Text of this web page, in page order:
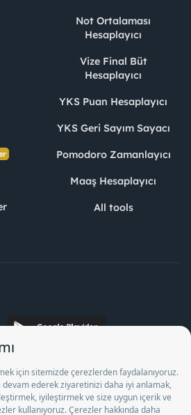
Not Ortalaması
Hesaplayıcı
Vize Final Büt
Hesaplayıcı
YKS Puan Hesaplayıcı
YKS Geri Sayım Sayacı
Pomodoro Zamanlayıcı
Maaş Hesaplayıcı
All tools
Informatics and Consultancy Inc. as a
Agency to operate between 13/05/2025 -